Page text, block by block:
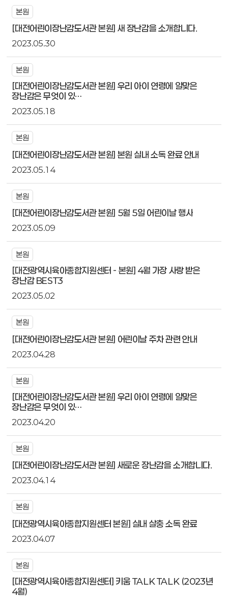
본원
[대전어린이장난감도서관 본원] 새 장난감을 소개합니다.
2023.05.30
본원
[대전어린이장난감도서관 본원] 우리 아이 연령에 알맞은
장난감은 무엇이 있…
2023.05.18
본원
[대전어린이장난감도서관 본원] 본원 실내 소독 완료 안내
2023.05.14
본원
[대전어린이장난감도서관 본원] 5월 5일 어린이날 행사
2023.05.09
본원
[대전광역시육아종합지원센터 - 본원] 4월 가장 사랑 받은
장난감 BEST3
2023.05.02
본원
[대전어린이장난감도서관 본원] 어린이날 주차 관련 안내
2023.04.28
본원
[대전어린이장난감도서관 본원] 우리 아이 연령에 알맞은
장난감은 무엇이 있…
2023.04.20
본원
[대전어린이장난감도서관 본원] 새로운 장난감을 소개합니다.
2023.04.14
본원
[대전광역시육아종합지원센터 본원] 실내 살충 소독 완료
2023.04.07
본원
[대전광역시육아종합지원센터] 키움 TALK TALK (2023년
4월)